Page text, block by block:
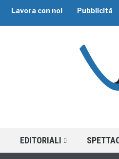
Lavora con noi Pubblicità
EDITORIALI